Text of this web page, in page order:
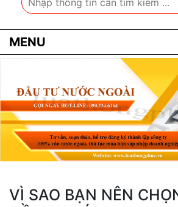
MENU
VÌ SAO BẠN NÊN